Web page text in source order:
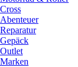
Cross
Abenteuer
Reparatur
Gepäck
Outlet
Marken